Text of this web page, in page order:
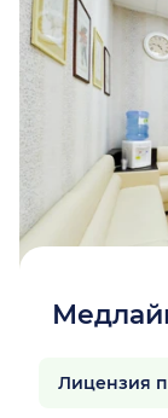
Лицензия